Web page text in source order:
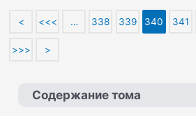
< <<< … 338 339 340 341
>>> >
Содержание тома